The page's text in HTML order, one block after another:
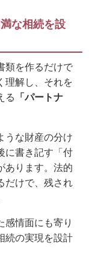
な相続を設
類を作るだけで
理解し、それを
る 「パートナ
うな財産の分け
に書き記す「付
あります。法的
だけで、残され
情面にも寄り
続の実現を設計